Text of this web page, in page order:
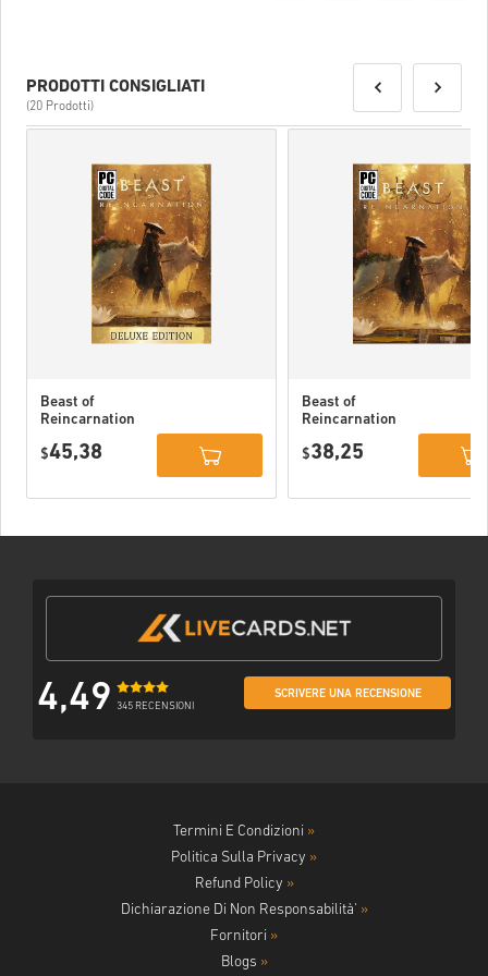
PRODOTTI CONSIGLIATI
(20 Prodotti)
Beast of
Reincarnation
PC (STEAM)
$45,38
Beast of
Reincarnation
$38,25
4,49 345 RECENSIONI
SCRIVERE UNA RECENSIONE
Termini E Condizioni »
Politica Sulla Privacy »
Refund Policy »
Dichiarazione Di Non Responsabilità' »
Fornitori »
Blogs »